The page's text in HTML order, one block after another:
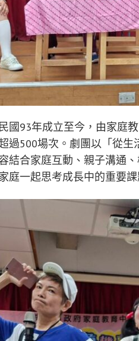
國93年成立至今，由家庭
過500場次。劇團以「從
結合家庭互動、親子溝通
庭一起思考成長中的重要課